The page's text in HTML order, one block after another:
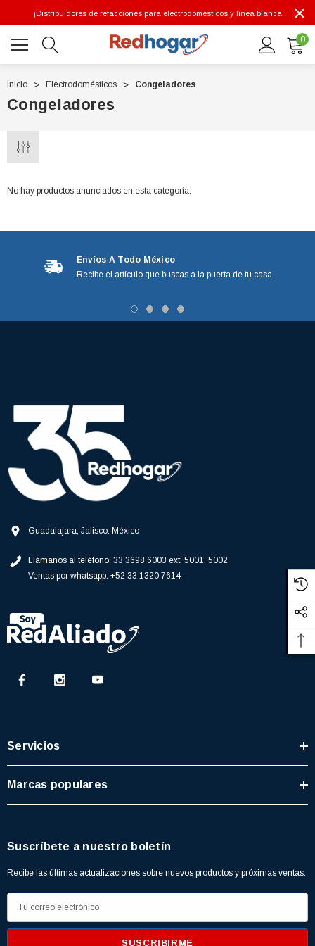
¡Distribuidores de refacciones para electrodomésticos y línea blanca
0
Inicio Electrodomésticos Congeladores
Congeladores
AH388034,
3934469
No hay productos anunciados en esta categoría.
Envíos A Todo México
Recibe el artículo que buscas a la puerta de tu casa
Guadalajara, Jalisco. México
Llámanos al teléfono: 33 3698 6003 ext: 5001, 5002
Ventas por whatsapp: +52 33 1320 7614
Servicios
Marcas populares
Suscríbete a nuestro boletín
Recibe las últimas actualizaciones sobre nuevos productos y próximas ventas.
i
7614